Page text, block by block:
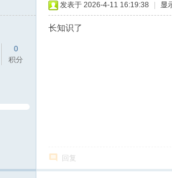
0
积分
发表于 2026-4-11 16:19:38 显
长知识了
回复